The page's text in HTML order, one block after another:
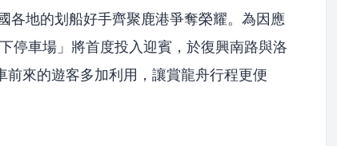
各地的划船好手齊聚鹿港爭奪榮耀。為因應
停車場」將首度投入迎賓，於復興南路與洛
來的遊客多加利用，讓賞龍舟行程更便